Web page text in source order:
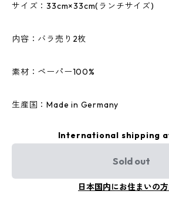
サイズ：33cm×33cm(ランチサイズ)
内容：バラ売り2枚
素材：ペーパー100%
生産国：Made in Germany
International shipping
Sold out
日本国内にお住まいの